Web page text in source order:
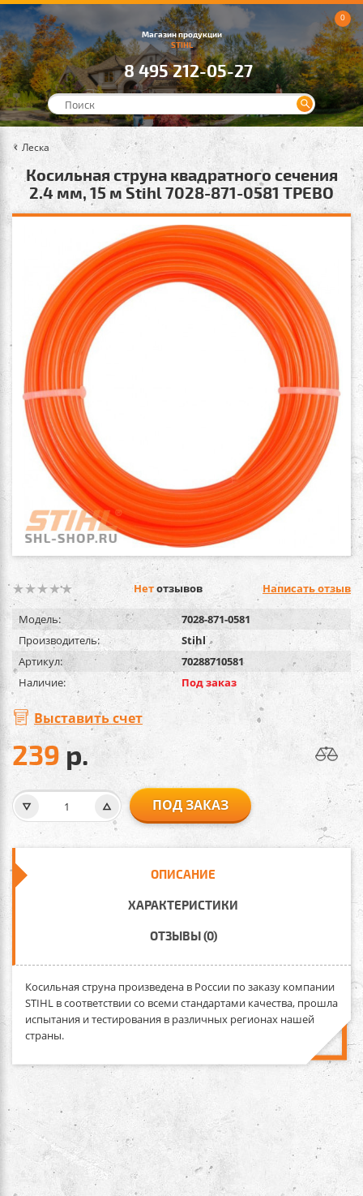
Магазин продукции
STIHL
8 495 212-05-27
0
Леска
Косильная струна квадратного сечения
2.4 мм, 15 м Stihl 7028-871-0581 ТРЕВО
Нетотзывов Написать отзыв
Модель:
7028-871-0581
Производитель:
Stihl
Артикул:
70288710581
Наличие:
Под заказ
Выставить счет
239 р.
ПОД ЗАКАЗ
ОПИСАНИЕ
ХАРАКТЕРИСТИКИ
ОТЗЫВЫ (0)
Косильная струна произведена в России по заказу компании
STIHL в соответствии со всеми стандартами качества, прошла
испытания и тестирования в различных регионах нашей
страны.